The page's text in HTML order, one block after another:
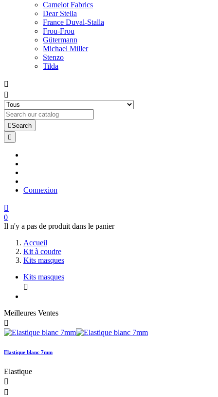
Camelot Fabrics
Dear Stella
France Duval-Stalla
Frou-Frou
Gütermann
Michael Miller
Stenzo
Tilda


Search

Connexion

0
Il n'y a pas de produit dans le panier
Accueil
Kit à coudre
Kits masques
Kits masques

Meilleures Ventes

Elastique blanc 7mm
Elastique

